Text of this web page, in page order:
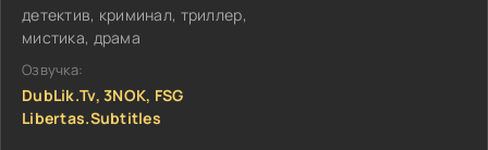
детектив, криминал, триллер,
мистика, драма
Озвучка:
DubLik.Tv, 3NOK, FSG
Libertas.Subtitles